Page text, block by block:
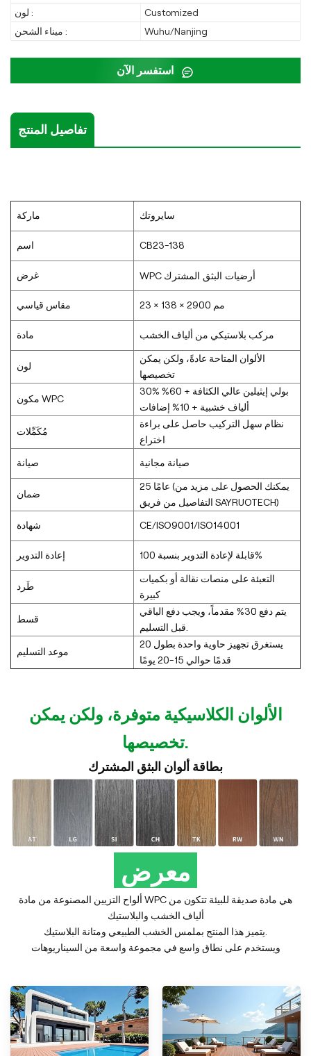
لون :
Customized
ميناء الشحن :
Wuhu/Nanjing
تفاصيل المنتج
ماركة سايروتك
اسم CB23-138
غرض WPC أرضيات البثق المشترك
مقاس قياسي 23 × 138 × 2900 مم
مادة مركب بلاستيكي من ألياف الخشب
لون
الألوان المتاحة عادةً، ولكن يمكن
تخصيصها
مكون WPC
30% بولي إيثيلين عالي الكثافة + 60%
ألياف خشبية + 10% إضافات
مُكَمِّلات
نظام سهل التركيب حاصل على براءة
اختراع
صيانة صيانة مجانية
ضمان
25 عامًا (يمكنك الحصول على مزيد من
التفاصيل من فريق SAYRUOTECH)
شهادة CE/ISO9001/ISO14001
إعادة التدوير قابلة لإعادة التدوير بنسبة 100%
طَرد
التعبئة على منصات نقالة أو بكميات
كبيرة
قسط
يتم دفع 30% مقدماً، ويجب دفع الباقي
موعد التسليم
يستغرق تجهيز حاوية واحدة بطول 20
قدمًا حوالي 15-20 يومًا
الألوان الكلاسيكية متوفرة، ولكن يمكن
تخصيصها.
بطاقة ألوان البثق المشترك
معرض
ألواح التزيين المصنوعة من مادة WPC هي مادة صديقة للبيئة تتكون من
ألياف الخشب والبلاستيك
ويستخدم على نطاق واسع في مجموعة واسعة من السيناريوهات